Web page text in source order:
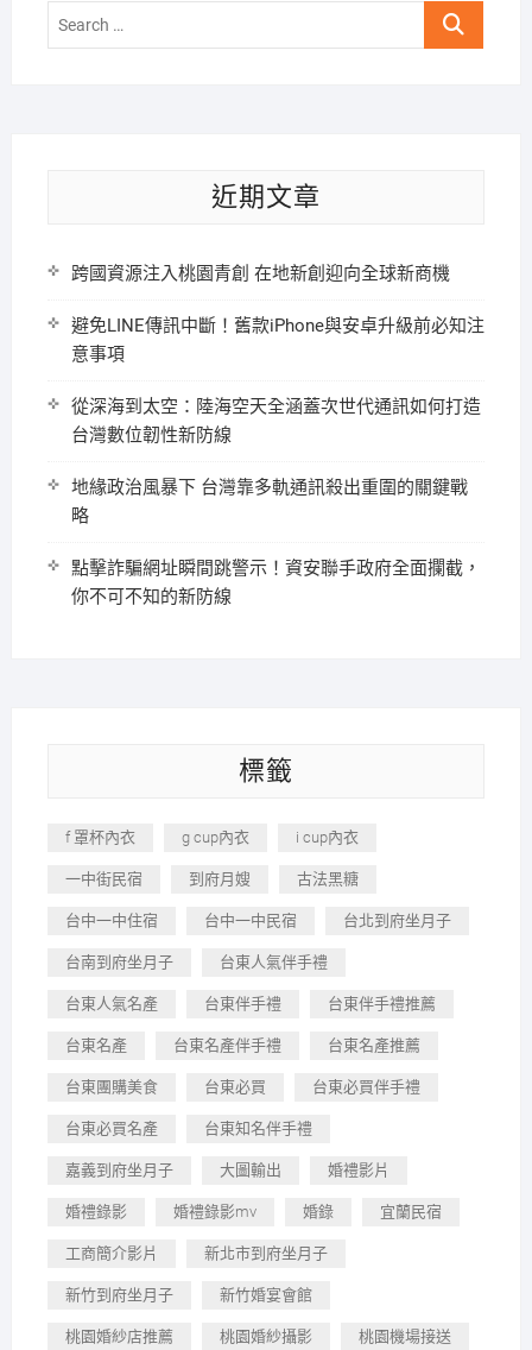
Search
近期文章
跨國資源注入桃園青創 在地新創迎向全球新商機
避免LINE傳訊中斷！舊款iPhone與安卓升級前必知注
意事項
從深海到太空：陸海空天全涵蓋次世代通訊如何打造
台灣數位韌性新防線
地緣政治風暴下 台灣靠多軌通訊殺出重圍的關鍵戰
略
點擊詐騙網址瞬間跳警示！資安聯手政府全面攔截，
你不可不知的新防線
標籤
f 罩杯內衣 g cup內衣 i cup內衣
一中街民宿 到府月嫂 古法黑糖
台中一中住宿 台中一中民宿 台北到府坐月子
台南到府坐月子 台東人氣伴手禮
台東人氣名產 台東伴手禮 台東伴手禮推薦
台東名產 台東名產伴手禮 台東名產推薦
台東團購美食 台東必買 台東必買伴手禮
台東必買名產 台東知名伴手禮
嘉義到府坐月子 大圖輸出 婚禮影片
婚禮錄影 婚禮錄影mv 婚錄 宜蘭民宿
工商簡介影片 新北市到府坐月子
新竹到府坐月子 新竹婚宴會館
桃園婚紗店推薦 桃園婚紗攝影 桃園機場接送